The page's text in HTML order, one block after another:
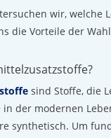
wir, welche
die Vorteile der
sind Stoffe, die
in der modernen
synthetisch. Um